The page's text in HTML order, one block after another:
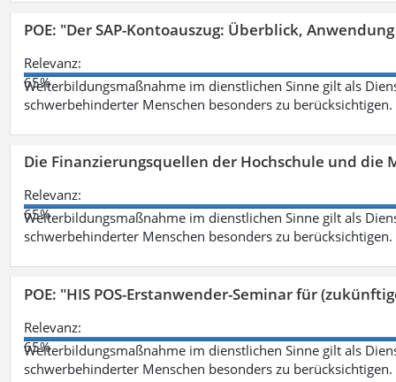
POE: "Der SAP-Kontoauszug: Überblick,
Relevanz:
65%
Weiterbildungsmaßnahme im dienstlichen Sinne gilt als
schwerbehinderter Menschen besonders zu berücksichtigen.
Die Finanzierungsquellen der Hochschule und die
Relevanz:
65%
Weiterbildungsmaßnahme im dienstlichen Sinne gilt als
schwerbehinderter Menschen besonders zu berücksichtigen.
POE: "HIS POS-Erstanwender-Seminar für
Relevanz:
65%
Weiterbildungsmaßnahme im dienstlichen Sinne gilt als
schwerbehinderter Menschen besonders zu berücksichtigen.